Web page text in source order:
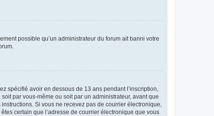
possible qu’un administrateur du forum ait banni votre
spécifié avoir en dessous de 13 ans pendant l’inscription,
par vous-même ou soit par un administrateur, avant que
Si vous ne recevez pas de courrier électronique,
certain que l’adresse de courrier électronique que vous